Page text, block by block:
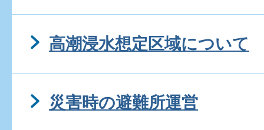
高潮浸水想定区域について
災害時の避難所運営